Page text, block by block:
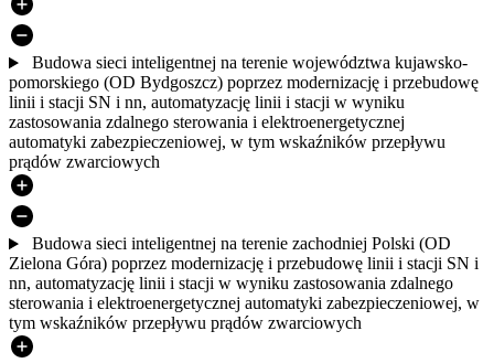
Budowa sieci inteligentnej na terenie województwa kujawsko-
pomorskiego (OD Bydgoszcz) poprzez modernizację i przebudowę
linii i stacji SN i nn, automatyzację linii i stacji w wyniku
zastosowania zdalnego sterowania i elektroenergetycznej
automatyki zabezpieczeniowej, w tym wskaźników przepływu
prądów zwarciowych
Budowa sieci inteligentnej na terenie zachodniej Polski (OD
Zielona Góra) poprzez modernizację i przebudowę linii i stacji SN i
nn, automatyzację linii i stacji w wyniku zastosowania zdalnego
sterowania i elektroenergetycznej automatyki zabezpieczeniowej, w
tym wskaźników przepływu prądów zwarciowych